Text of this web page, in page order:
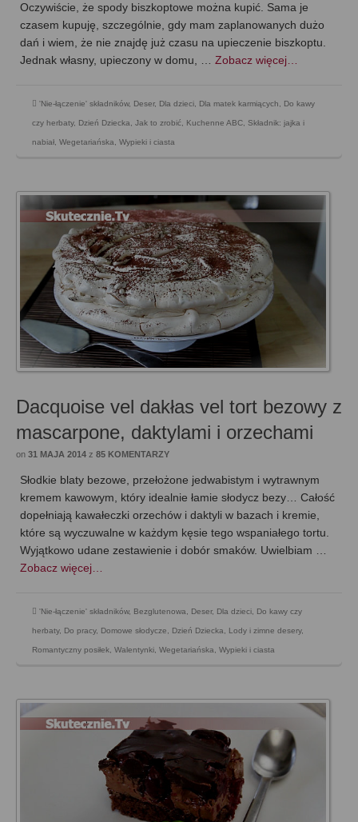
Oczywiście, że spody biszkoptowe można kupić. Sama je
czasem kupuję, szczególnie, gdy mam zaplanowanych dużo
dań i wiem, że nie znajdę już czasu na upieczenie biszkoptu.
Jednak własny, upieczony w domu, … Zobacz więcej…
'Nie-łączenie' składników, Deser, Dla dzieci, Dla matek karmiących, Do kawy
czy herbaty, Dzień Dziecka, Jak to zrobić, Kuchenne ABC, Składnik: jajka i
nabiał, Wegetariańska, Wypieki i ciasta
Dacquoise vel dakłas vel tort bezowy z
mascarpone, daktylami i orzechami
on 31 MAJA 2014 z 85 KOMENTARZY
Słodkie blaty bezowe, przełożone jedwabistym i wytrawnym
kremem kawowym, który idealnie łamie słodycz bezy… Całość
dopełniają kawałeczki orzechów i daktyli w bazach i kremie,
które są wyczuwalne w każdym kęsie tego wspaniałego tortu.
Wyjątkowo udane zestawienie i dobór smaków. Uwielbiam …
Zobacz więcej…
'Nie-łączenie' składników, Bezglutenowa Deser, Dla dzieci Do kawy czy
herbaty, Do pracy, Domowe słodycze Dzień Dziecka Lody i zimne desery,
Romantyczny posiłek Walentynki Wegetariańska Wypieki i ciasta